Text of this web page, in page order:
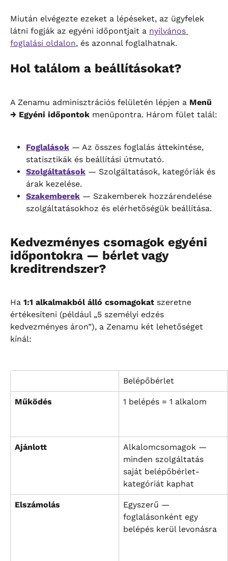
Miután elvégezte ezeket a lépéseket, az ügyfelek
látni fogják az egyéni időpontjait a nyilvános
foglalási oldalon, és azonnal foglalhatnak.
Hol találom a beállításokat?
A Zenamu adminisztrációs felületén lépjen a Menü
→ Egyéni időpontok menüpontra. Három fület talál:
Foglalások — Az összes foglalás áttekintése,
statisztikák és beállítási útmutató.
Szolgáltatások — Szolgáltatások, kategóriák és
árak kezelése.
Szakemberek — Szakemberek hozzárendelése
szolgáltatásokhoz és elérhetőségük beállítása.
Kedvezményes csomagok egyéni
időpontokra — bérlet vagy
kreditrendszer?
Ha 1:1 alkalmakból álló csomagokat szeretne
értékesíteni (például „5 személyi edzés
kedvezményes áron”), a Zenamu két lehetőséget
kínál:
Belépőbérlet
Működés 1 belépés = 1 alkalom
Ajánlott
Alkalomcsomagok —
minden szolgáltatás
saját belépőbérlet-
kategóriát kaphat
Elszámolás
Egyszerű —
foglalásonként egy
belépés kerül levonásra